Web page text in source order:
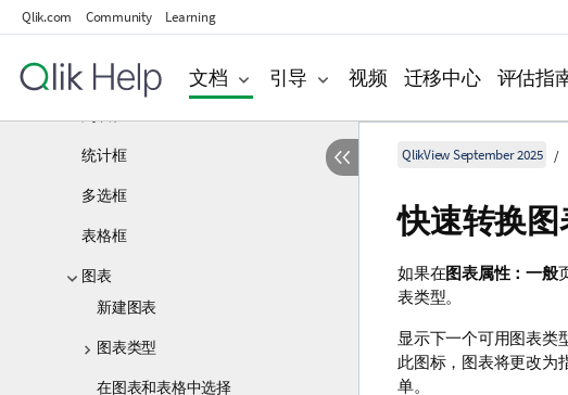
Qlik.com Community Learning
文档 引导 视频 迁移中心 评估指
工作表对象
统计框
多选框
表格框
图表
新建图表
图表类型
在图表和表格中选择
QlikView September 2025
快速转换图
如果在图表属性：一般
表类型。
显示下一个可用图表类
此图标，图表将更改为
单。